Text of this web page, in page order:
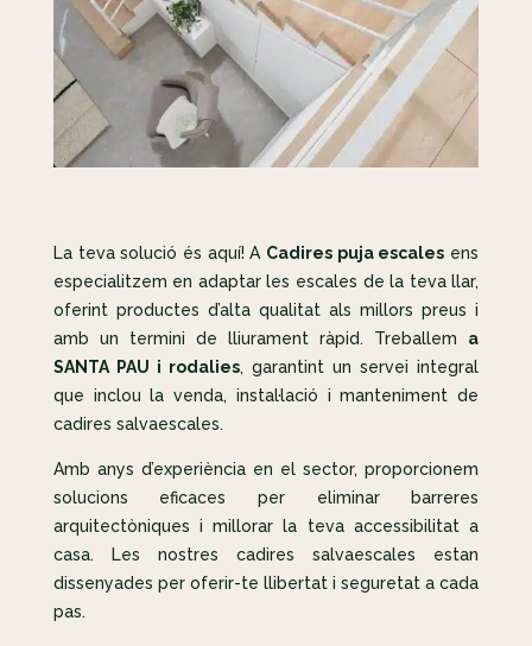
La teva solució és aquí! A Cadires puja escales ens
especialitzem en adaptar les escales de la teva llar,
oferint productes d’alta qualitat als millors preus i
amb un termini de lliurament ràpid. Treballem a
SANTA PAU i rodalies, garantint un servei integral
que inclou la venda, instal·lació i manteniment de
cadires salvaescales.
Amb anys d’experiència en el sector, proporcionem
solucions eficaces per eliminar barreres
arquitectòniques i millorar la teva accessibilitat a
casa. Les nostres cadires salvaescales estan
dissenyades per oferir-te llibertat i seguretat a cada
pas.